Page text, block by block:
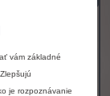
vám základné
je rozpoznávanie